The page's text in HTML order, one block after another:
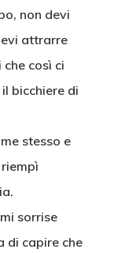
non devi
attrarre
così ci
bicchiere di
stesso e
sorrise
di capire che